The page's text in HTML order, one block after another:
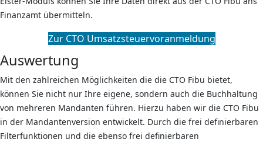
Finanzamt übermitteln.
Zur CTO Umsatzsteuervoranmeldung
Auswertung
Mit den zahlreichen Möglichkeiten die die CTO Fibu bietet,
können Sie nicht nur Ihre eigene, sondern auch die Buchhaltung
von mehreren Mandanten führen. Hierzu haben wir die CTO Fibu
in der Mandantenversion entwickelt. Durch die frei definierbaren
Filterfunktionen und die ebenso frei definierbaren